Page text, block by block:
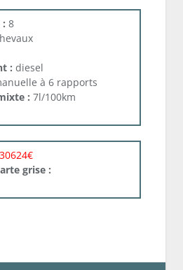
: 8
: diesel
à 6 rapports
: 7l/100km
30624€
grise :